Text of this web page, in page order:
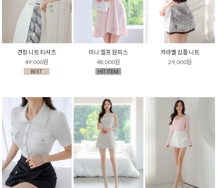
견장 니트 티셔츠
49,000원
미니 엘프 원피스
48,000원
카라멜 심플 니트
29,000원